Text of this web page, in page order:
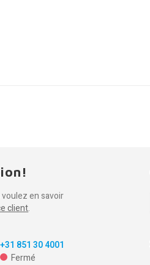
en savoir
client.
+31 851 30 4001
Fermé